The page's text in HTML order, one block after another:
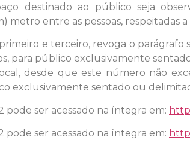
destinado ao público seja
metro entre as pessoas, respeitadas a
primeiro e terceiro, revoga o
para público exclusivamente
desde que este número não
exclusivamente sentado ou
pode ser acessado na íntegra em:
pode ser acessado na íntegra em: